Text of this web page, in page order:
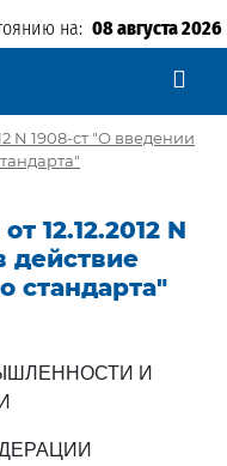
на: 08 августа 2026
N 1908-ст "О введении
12.12.2012 N
действие
стандарта"
И